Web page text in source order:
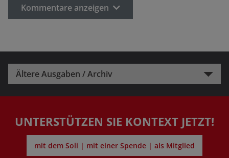
Kommentare anzeigen
Ältere Ausgaben / Archiv
UNTERSTÜTZEN SIE KONTEXT JETZT!
mit dem Soli | mit einer Spende | als Mitglied